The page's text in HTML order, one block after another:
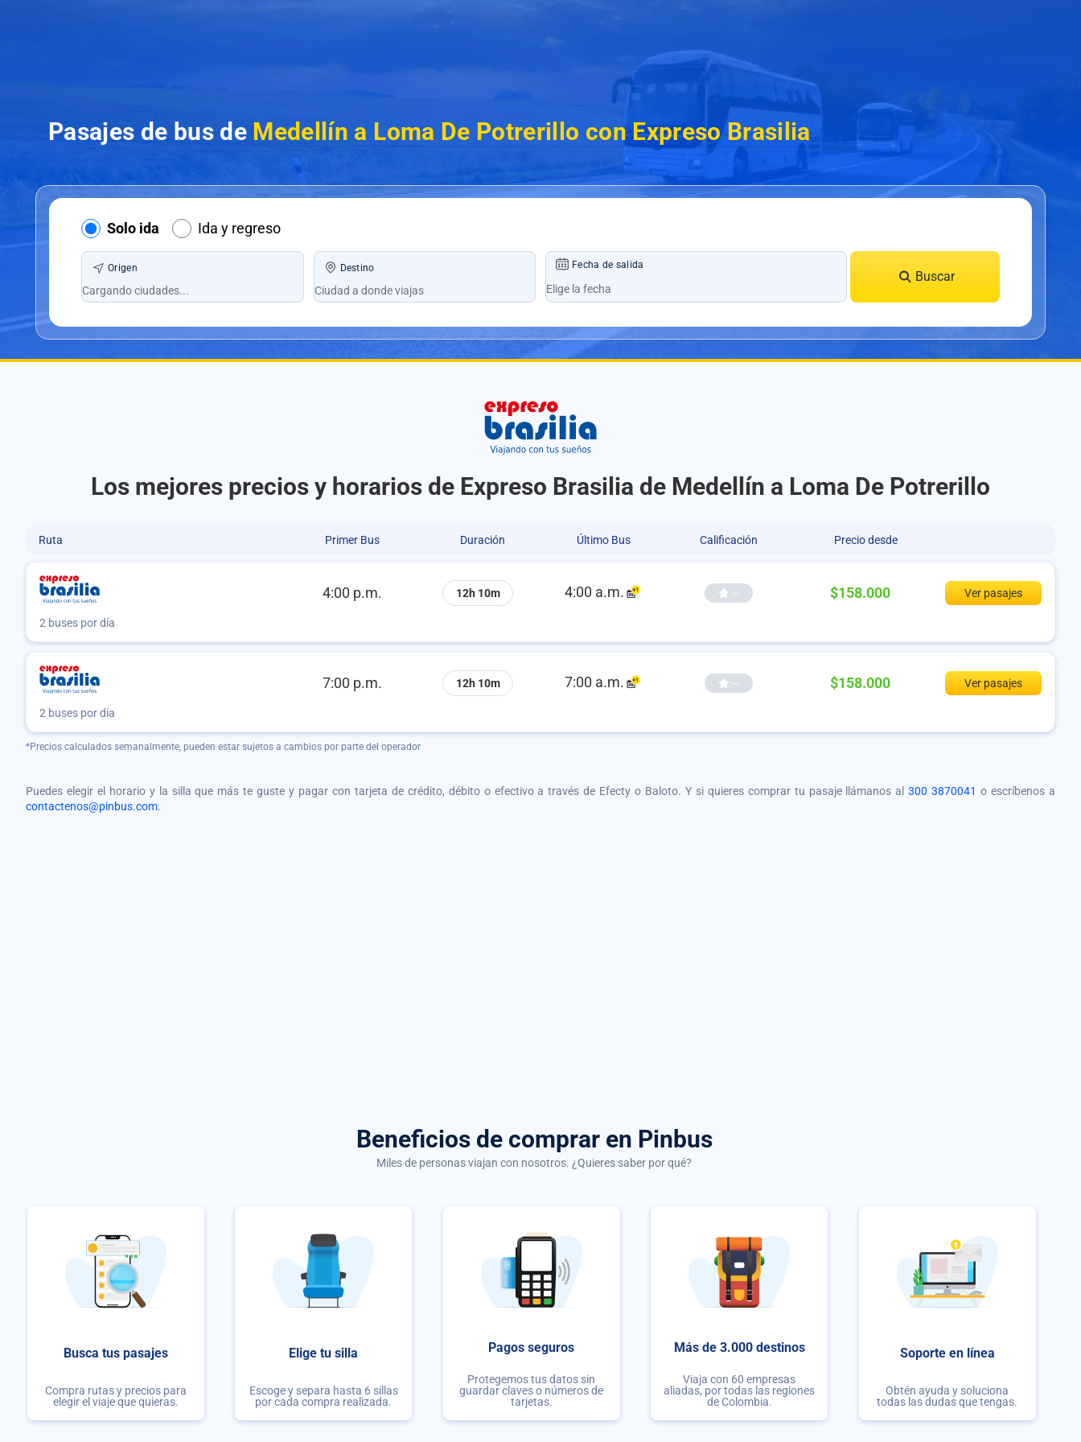
Pasajes de bus de Medellín a Loma De Potrerillo con Expreso Brasilia
Solo ida Ida y regreso
Origen Destino Fecha de salida
Buscar
Los mejores precios y horarios de Expreso Brasilia de Medellín a Loma De Potrerillo
Ruta Primer Bus Duración Último Bus Calificación Precio desde
4:00 p.m. 12h 10m 4:00 a.m. -- $158.000 Ver pasajes
2 buses por día
7:00 p.m. 12h 10m 7:00 a.m. -- $158.000 Ver pasajes
2 buses por día
*Precios calculados semanalmente, pueden estar sujetos a cambios por parte del operador
Puedes elegir el horario y la silla que más te guste y pagar con tarjeta de crédito, débito o efectivo a través de Efecty o Baloto. Y si quieres comprar tu pasaje llámanos al300 3870041 o escríbenos a
contactenos@pinbus.com.
Beneficios de comprar en Pinbus
Miles de personas viajan con nosotros. ¿Quieres saber por qué?
Busca tus pasajes
Compra rutas y precios para
elegir el viaje que quieras.
Elige tu silla
Escoge y separa hasta 6 sillas
por cada compra realizada.
Pagos seguros
Protegemos tus datos sin
guardar claves o números de
tarjetas.
Más de 3.000 destinos
Viaja con 60 empresas
aliadas, por todas las regiones
de Colombia.
Soporte en línea
Obtén ayuda y soluciona
todas las dudas que tengas.